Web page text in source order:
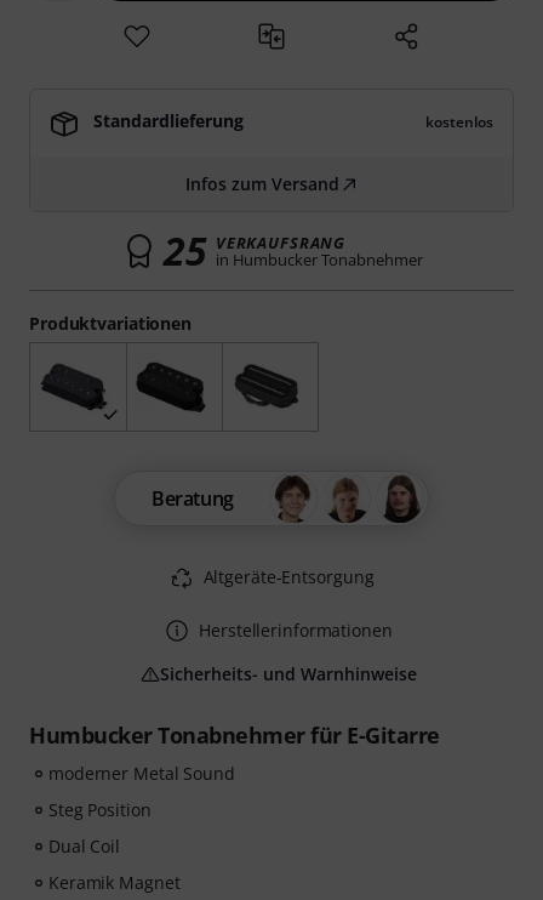
Humbucker Tonabnehmer für E-Gitarre
moderner Metal Sound
Steg Position
Dual Coil
Keramik Magnet
Produktvariationen
Standardlieferung kostenlos
Infos zum Versand
25 VERKAUFSRANG
in Humbucker Tonabnehmer
Beratung
Altgeräte-Entsorgung
Herstellerinformationen
Sicherheits- und Warnhinweise